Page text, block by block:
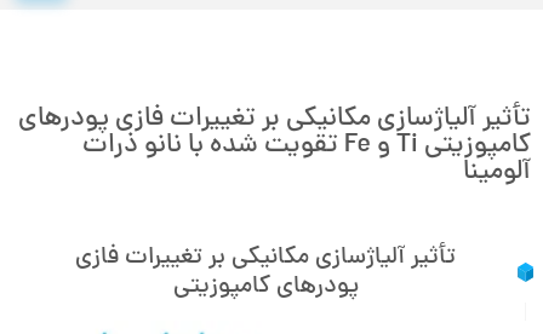
تأثیر آلیاژسازی مکانیکی بر تغییرات فازی پودرهای
کامپوزیتی Ti و Fe تقویت شده با نانو ذرات
آلومینا
تأثیر آلیاژسازی مکانیکی بر تغییرات فازی
پودرهای کامپوزیتی